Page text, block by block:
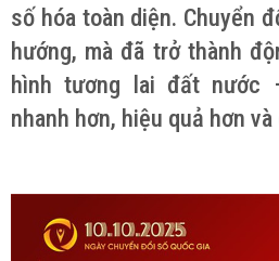
số hóa toàn diện. Chuyển
hướng, mà đã trở thành
hình tương lai đất nước
nhanh hơn, hiệu quả hơn